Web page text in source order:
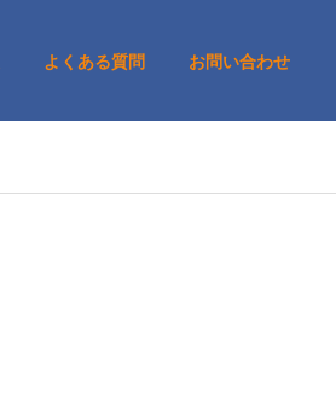
よくある質問 お問い合わせ